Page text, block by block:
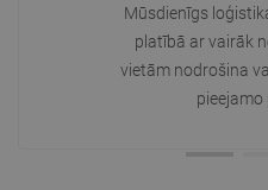
Mūsdienīgs
platībā ar vairāk
vietām nodrošina